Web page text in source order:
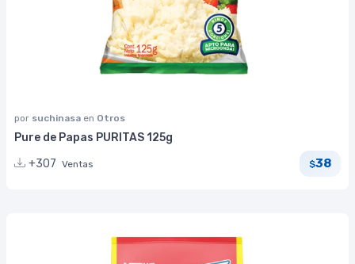
por suchinasa en Otros
Pure de Papas PURITAS 125g
+307 Ventas $38